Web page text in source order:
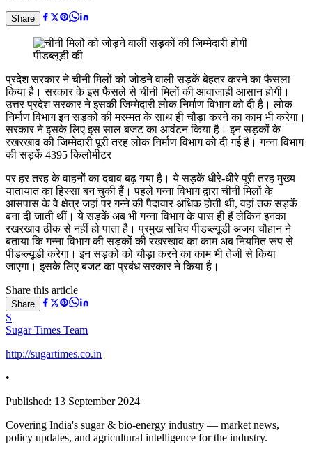
Share
प्रदेश सरकार ने चीनी मिलों को जोडने वाली सड़कें बेहतर करने का फैसला
किया है। सरकार के इस फैसले से चीनी मिलों की आवाजाही आसान होगी।
उत्तर प्रदेश सरकार ने इसकी जिम्मेदारी लोक निर्माण विभाग को दी है। लोक
निर्माण विभाग इन सड़कों की मरम्मत के साथ ही चौड़ा करने का काम भी करेगा।
सरकार ने इसके लिए इस साल बजट का आवंटन किया है। इन सड़कों के
रखरखाव की जिम्मेदारी पूरी तरह लोक निर्माण विभाग को दी गई है। गन्ना विभाग
की सड़कें 4395 किलोमीटर
पर हर तरह के वाहनों का दबाव बढ़ गया है। ये सड़कें धीरे-धीरे पूरी तरह मुख्य
यातायात का हिस्सा बन चुकी हैं। पहले गन्ना विभाग द्वारा चीनी मिलों के
आसपास के वे क्षेत्र जहां पर गन्ने की पैदावार अधिक होती थी, वहां तक सड़कें
बना दी जाती थीं। ये सड़कें अब भी गन्ना विभाग के पास ही हैं लेकिन इनका
रखरखाव ठीक से नहीं हो पाता है। प्रमुख सचिव पीडब्ल्यूडी अजय चौहान ने
बताया कि गन्ना विभाग की सड़कों की रखरखाव का काम अब नियमित रूप से
पीडब्ल्यूडी करेगा। इन सड़कों को चौड़ा करने का काम भी तेजी से किया
जाएगा। इसके लिए बजट का प्रबंध सरकार ने किया है।
Share this article
Share
S
Sugar Times Team
http://sugartimes.co.in
•
Published: 13 September 2024
Covering India's sugar & bio-energy industry — market news,
policy updates, and agricultural intelligence for the industry.